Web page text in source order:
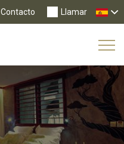
Llamar
Contacto